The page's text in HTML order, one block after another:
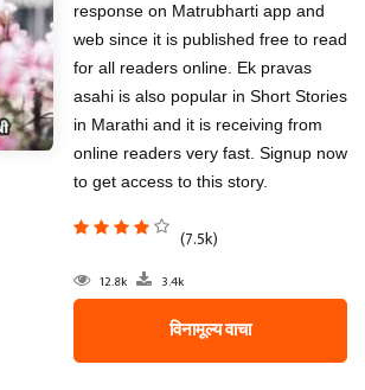
response on Matrubharti app and
web since it is published free to read
for all readers online. Ek pravas
asahi is also popular in Short Stories
in Marathi and it is receiving from
online readers very fast. Signup now
to get access to this story.
(7.5k)
12.8k 3.4k
विनामूल्य वाचा